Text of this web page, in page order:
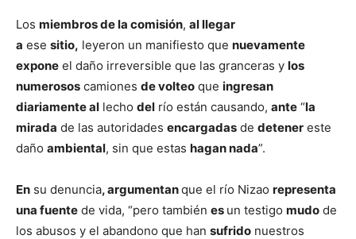
Los miembros de la comisión, al llegar
a ese sitio, leyeron un manifiesto que nuevamente
expone el daño irreversible que las granceras y los
numerosos camiones de volteo que ingresan
diariamente al lecho del río están causando, ante “la
mirada de las autoridades encargadas de detener este
daño ambiental, sin que estas hagan nada”.
En su denuncia, argumentanque el río Nizao representa
una fuente de vida, “pero también es un testigo mudo de
los abusos y el abandono que han sufrido nuestros